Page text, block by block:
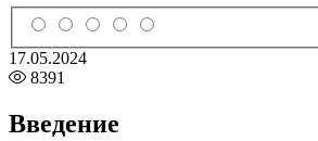
17.05.2024
8391
Введение